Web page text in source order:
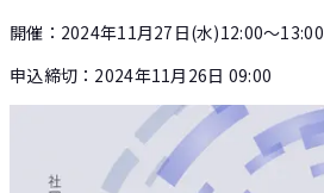
開催： 2024年11月27日(水)12:00〜13:00
申込締切： 2024年11月26日 09:00